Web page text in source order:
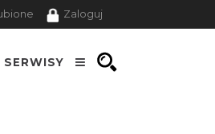
Zaloguj
SERWISY